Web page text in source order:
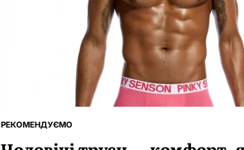
ОПУБЛІКУВАТИ
РЕКОМЕНДУЄМО